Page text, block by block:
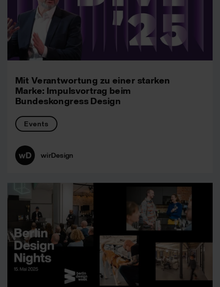
Mit Verantwortung zu einer starken
Marke: Impulsvortrag beim
Bundeskongress Design
Events
wirDesign